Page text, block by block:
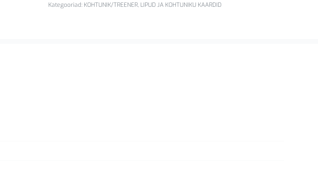
Kategooriad: KOHTUNIK/TREENER, LIPUD JA KOHTUNIKU KAARDID